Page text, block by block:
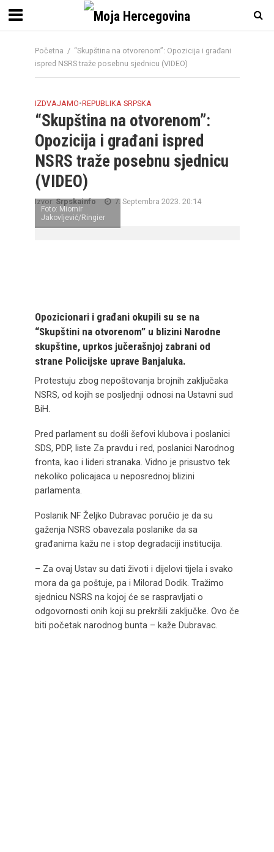
Početna / “Skupština na otvorenom”: Opozicija i građani
ispred NSRS traže posebnu sjednicu (VIDEO)
IZDVAJAMO•REPUBLIKA SRPSKA
“Skupština na otvorenom”:
Opozicija i građani ispred
NSRS traže posebnu sjednicu
(VIDEO)
Izvor:Srpskainfo 7. Septembra 2023. 20:14
Foto: Miomir
Jakovljević/Ringier
Opozicionari i građani okupili su se na
“Skupštini na otvorenom” u blizini Narodne
skupštine, uprkos jučerašnjoj zabrani od
strane Policijske uprave Banjaluka.
Protestuju zbog nepoštovanja brojnih zaključaka
NSRS, od kojih se posljednji odnosi na Ustavni sud
BiH.
Pred parlament su došli šefovi klubova i poslanici
SDS, PDP, liste Za pravdu i red, poslanici Narodnog
fronta, kao i lideri stranaka. Vidno je prisustvo tek
nekoliko policajaca u neposrednoj blizini
parlamenta.
Poslanik NF Željko Dubravac poručio je da su
gaženja NSRS obavezala poslanike da sa
građanima kažu ne i stop degradaciji institucija.
– Za ovaj Ustav su dati životi i dijelovi tijela i svako
mora da ga poštuje, pa i Milorad Dodik. Tražimo
sjednicu NSRS na kojoj će se raspravljati o
odgovornosti onih koji su prekršili zaključke. Ovo če
biti početak narodnog bunta – kaže Dubravac.